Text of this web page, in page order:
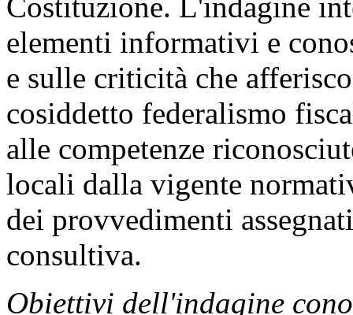
elementi informativi e
e sulle criticità che
cosiddetto federalismo
alle competenze
locali dalla vigente
dei provvedimenti
consultiva.
Obiettivi dell'indagine